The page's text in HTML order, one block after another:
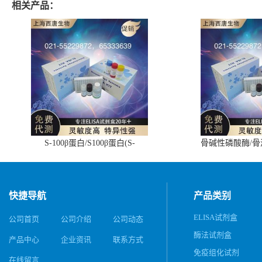
相关产品：
S-100β蛋白/S100β蛋白(S-
骨碱性磷酸酶/
快捷导航
公司首页 公司介绍 公司动态
产品中心 企业资讯 联系方式
在线留言
产品类别
ELISA试剂盒
酶法试剂盒
免疫组化试剂